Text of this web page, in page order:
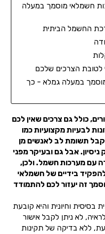
חשמלאי מוסמך במעלה
החשמל הביתית
לטובת הצרכים שלכם
במעלה גמלא - כך
כולל גם צרכים שאין לכם
לבעיות מקצועיות כמו
תשומת לב לאנשים מן
אבל גם ובעיקר מפני
עם מערכות חשמל. ולכן,
בידיים של חשמלאי
זה יעזור לכם להתמודד
וחיונית והיא קובעת
לא ניתן לקבל אישור
ללא בדיקה של תקינות